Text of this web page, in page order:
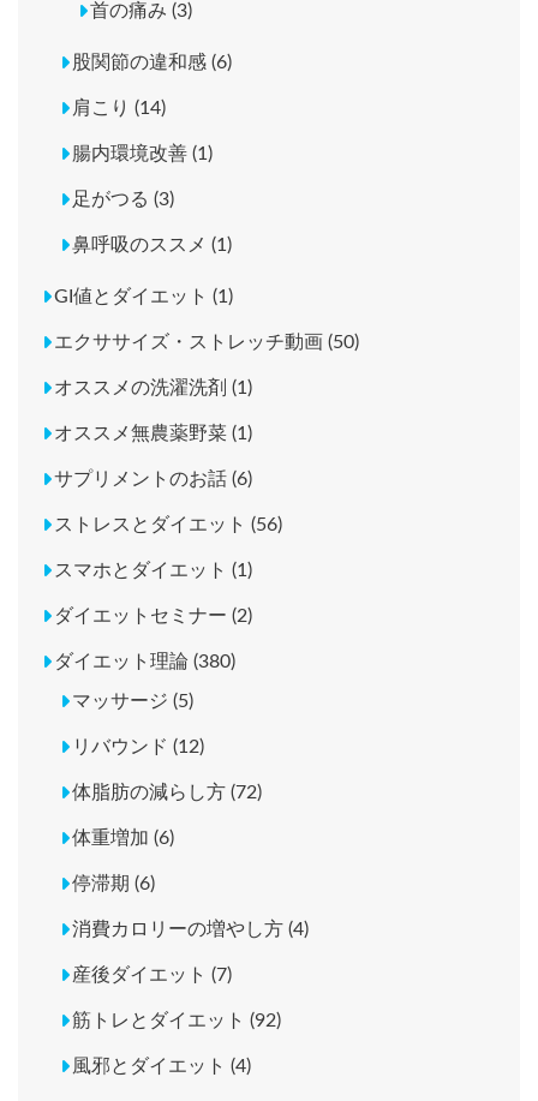
首の痛み (3)
股関節の違和感 (6)
肩こり (14)
腸内環境改善 (1)
足がつる (3)
鼻呼吸のススメ (1)
GI値とダイエット (1)
エクササイズ・ストレッチ動画 (50)
オススメの洗濯洗剤 (1)
オススメ無農薬野菜 (1)
サプリメントのお話 (6)
ストレスとダイエット (56)
スマホとダイエット (1)
ダイエットセミナー (2)
ダイエット理論 (380)
マッサージ (5)
リバウンド (12)
体脂肪の減らし方 (72)
体重増加 (6)
停滞期 (6)
消費カロリーの増やし方 (4)
産後ダイエット (7)
筋トレとダイエット (92)
風邪とダイエット (4)